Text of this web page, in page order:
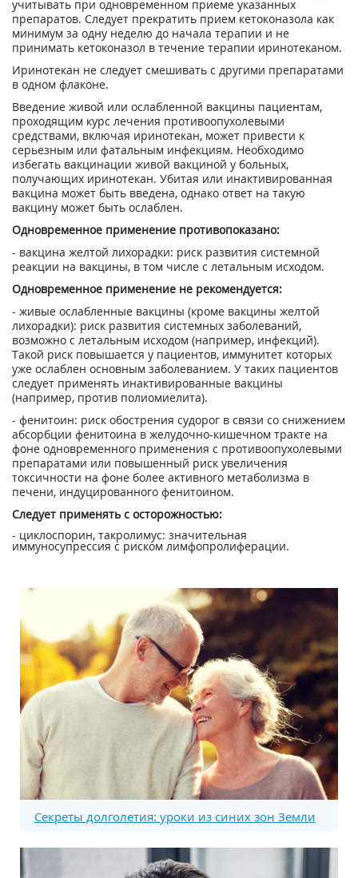
учитывать при одновременном приеме указанных
препаратов. Следует прекратить прием кетоконазола как
минимум за одну неделю до начала терапии и не
принимать кетоконазол в течение терапии иринотеканом.
Иринотекан не следует смешивать с другими препаратами
в одном флаконе.
Введение живой или ослабленной вакцины пациентам,
проходящим курс лечения противоопухолевыми
средствами, включая иринотекан, может привести к
серьезным или фатальным инфекциям. Необходимо
избегать вакцинации живой вакциной у больных,
получающих иринотекан. Убитая или инактивированная
вакцина может быть введена, однако ответ на такую
вакцину может быть ослаблен.
Одновременное применение противопоказано:
- вакцина желтой лихорадки: риск развития системной
реакции на вакцины, в том числе с летальным исходом.
Одновременное применение не рекомендуется:
- живые ослабленные вакцины (кроме вакцины желтой
лихорадки): риск развития системных заболеваний,
возможно с летальным исходом (например, инфекций).
Такой риск повышается у пациентов, иммунитет которых
уже ослаблен основным заболеванием. У таких пациентов
следует применять инактивированные вакцины
(например, против полиомиелита).
- фенитоин: риск обострения судорог в связи со снижением
абсорбции фенитоина в желудочно-кишечном тракте на
фоне одновременного применения с противоопухолевыми
препаратами или повышенный риск увеличения
токсичности на фоне более активного метаболизма в
печени, индуцированного фенитоином.
Следует применять с осторожностью:
- циклоспорин, такролимус: значительная
иммуносупрессия с риском лимфопролиферации.
Секреты долголетия: уроки из синих зон Земли